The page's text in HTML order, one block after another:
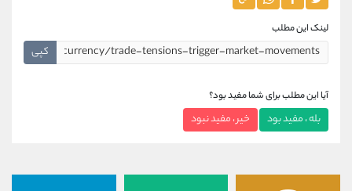
لینک این مطلب
کپی
آیا این مطلب برای شما مفید بود؟
بله ، مفید بود خیر ، مفید نبود